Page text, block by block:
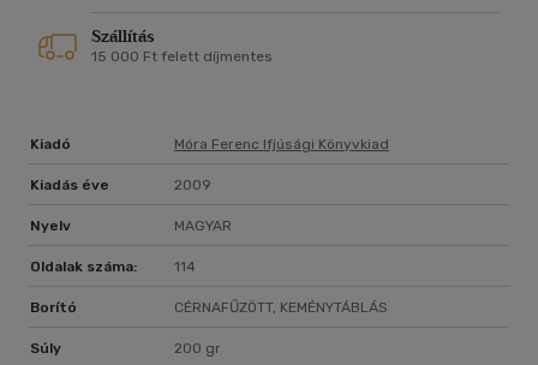
Szállítás
15 000 Ft felett díjmentes
Kiadó Móra Ferenc Ifjúsági Könyvkiad
Kiadás éve 2009
Nyelv MAGYAR
Oldalak száma: 114
Borító CÉRNAFŰZÖTT, KEMÉNYTÁBLÁS
Súly 200 gr